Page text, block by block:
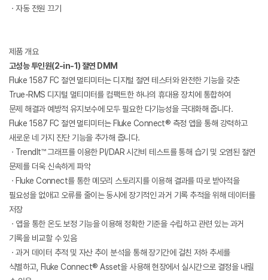
ㆍ자동 전원 끄기
제품 개요
고성능 투인원(2-in-1) 절연 DMM
Fluke 1587 FC 절연 멀티미터는 디지털 절연 테스터와 완전한 기능을 갖춘
True-RMS 디지털 멀티미터를 컴팩트한 하나의 휴대용 장치에 통합하여
문제 해결과 예방적 유지보수에 모두 필요한 다기능성을 극대화해 줍니다.
Fluke 1587 FC 절연 멀티미터는 Fluke Connect® 측정 앱을 통해 강력하고
새로운 네 가지 진단 기능을 추가해 줍니다.
ㆍTrendIt™ 그래프를 이용한 PI/DAR 시간비 테스트를 통해 습기 및 오염된 절연
문제를 더욱 신속하게 파악
ㆍFluke Connect를 통한 메모리 스토리지를 이용해 결과를 따로 받아적을
필요성을 없애고 오류를 줄이는 동시에 장기적인 과거 기록 추적을 위해 데이터를
저장
ㆍ앱을 통한 온도 보정 기능을 이용해 정확한 기준을 수립하고 관련 있는 과거
기록을 비교할 수 있음
ㆍ과거 데이터 추적 및 자산 추이 분석을 통해 장기간에 걸친 저하 추세를
식별하고, Fluke Connect® Asset을 사용해 현장에서 실시간으로 결정을 내릴